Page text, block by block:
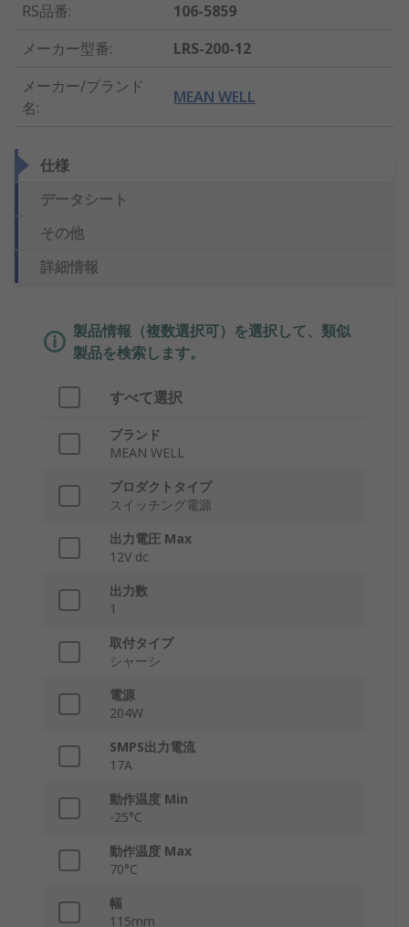
RS品番:
106-5859
メーカー型番:
LRS-200-12
メーカー/ブランド
名:
MEAN WELL
仕様
データシート
その他
詳細情報
製品情報（複数選択可）を選択して、類似
製品を検索します。
すべて選択
ブランド
MEAN WELL
プロダクトタイプ
スイッチング電源
出力電圧 Max
12V dc
出力数
1
取付タイプ
シャーシ
電源
204W
SMPS出力電流
17A
動作温度 Min
-25°C
動作温度 Max
70°C
幅
115mm